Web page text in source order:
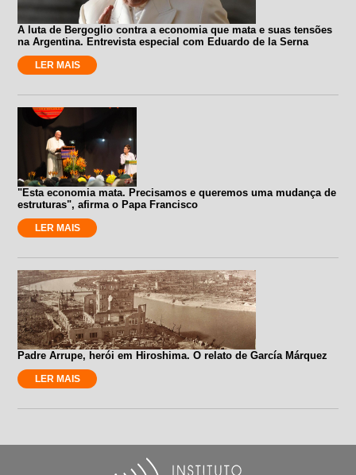
A luta de Bergoglio contra a economia que mata e suas tensões
na Argentina. Entrevista especial com Eduardo de la Serna
LER MAIS
"Esta economia mata. Precisamos e queremos uma mudança de
estruturas", afirma o Papa Francisco
LER MAIS
Padre Arrupe, herói em Hiroshima. O relato de García Márquez
LER MAIS